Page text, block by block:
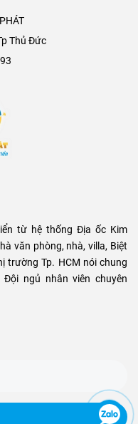
thác tòa nhà văn phòng
Metro. Sự kết hợp giữa hạ
hiện đại và nhu cầu di
tạo ưu thế cạnh tranh cho
đầu tư, mà còn mở ra cơ
phân khúc bất động sản
Thủ Đức
từ hệ thống Địa ốc Kim
văn phòng, nhà, villa, Biệt
trường Tp. HCM nói chung
ngủ nhân viên chuyên